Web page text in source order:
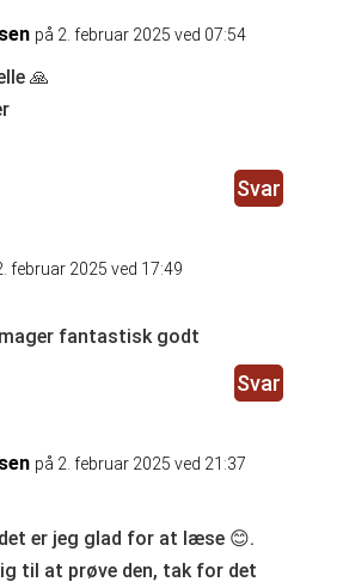
på 2. februar 2025 ved 07:54
🙏
Svar
februar 2025 ved 17:49
fantastisk godt
Svar
på 2. februar 2025 ved 21:37
er jeg glad for at læse 😊.
til at prøve den, tak for det